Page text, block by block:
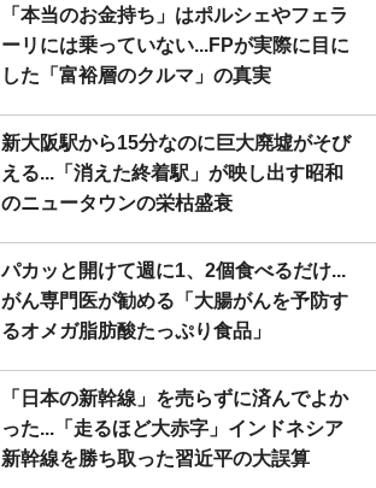
「本当のお金持ち」はポルシェやフェラ
ーリには乗っていない...FPが実際に目に
した「富裕層のクルマ」の真実
新大阪駅から15分なのに巨大廃墟がそび
える...「消えた終着駅」が映し出す昭和
のニュータウンの栄枯盛衰
パカッと開けて週に1、2個食べるだけ...
がん専門医が勧める「大腸がんを予防す
るオメガ脂肪酸たっぷり食品」
「日本の新幹線」を売らずに済んでよか
った...「走るほど大赤字」インドネシア
新幹線を勝ち取った習近平の大誤算